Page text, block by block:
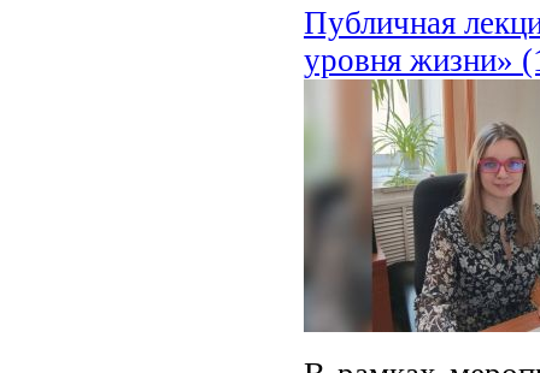
Публичная
уровня жизни»